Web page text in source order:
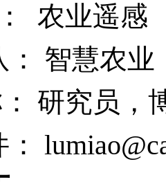
农业遥感
： 智慧农业
研究员，